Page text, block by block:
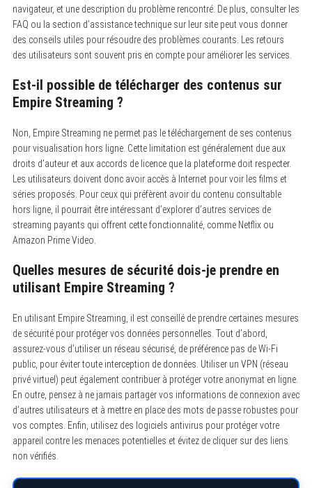
navigateur, et une description du problème rencontré. De plus, consulter les
FAQ ou la section d’assistance technique sur leur site peut vous donner
des conseils utiles pour résoudre des problèmes courants. Les retours
des utilisateurs sont souvent pris en compte pour améliorer les services.
Est-il possible de télécharger des contenus sur
Empire Streaming ?
Non, Empire Streaming ne permet pas le téléchargement de ses contenus
pour visualisation hors ligne. Cette limitation est généralement due aux
droits d’auteur et aux accords de licence que la plateforme doit respecter.
Les utilisateurs doivent donc avoir accès à Internet pour voir les films et
séries proposés. Pour ceux qui préfèrent avoir du contenu consultable
hors ligne, il pourrait être intéressant d’explorer d’autres services de
streaming payants qui offrent cette fonctionnalité, comme Netflix ou
Amazon Prime Video.
Quelles mesures de sécurité dois-je prendre en
utilisant Empire Streaming ?
En utilisant Empire Streaming, il est conseillé de prendre certaines mesures
de sécurité pour protéger vos données personnelles. Tout d’abord,
assurez-vous d’utiliser un réseau sécurisé, de préférence pas de Wi-Fi
public, pour éviter toute interception de données. Utiliser un VPN (réseau
privé virtuel) peut également contribuer à protéger votre anonymat en ligne.
En outre, pensez à ne jamais partager vos informations de connexion avec
d’autres utilisateurs et à mettre en place des mots de passe robustes pour
vos comptes. Enfin, utilisez des logiciels antivirus pour protéger votre
appareil contre les menaces potentielles et évitez de cliquer sur des liens
non vérifiés.